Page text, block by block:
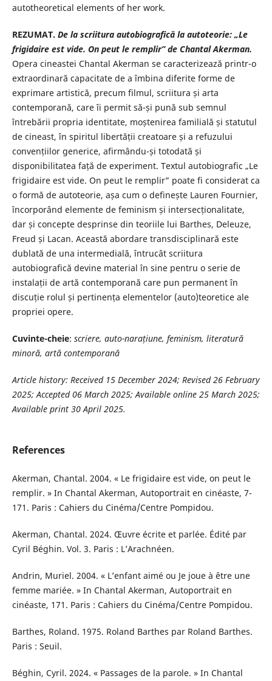
autotheoretical elements of her work.
REZUMAT. De la scriitura autobiografică la autoteorie: „Le
frigidaire est vide. On peut le remplir” de Chantal Akerman.
Opera cineastei Chantal Akerman se caracterizează printr-o
extraordinară capacitate de a îmbina diferite forme de
exprimare artistică, precum filmul, scriitura și arta
contemporană, care îi permit să-și pună sub semnul
întrebării propria identitate, moștenirea familială și statutul
de cineast, în spiritul libertății creatoare și a refuzului
convențiilor generice, afirmându-și totodată și
disponibilitatea față de experiment. Textul autobiografic „Le
frigidaire est vide. On peut le remplir” poate fi considerat ca
o formă de autoteorie, așa cum o definește Lauren Fournier,
încorporând elemente de feminism și intersecționalitate,
dar și concepte desprinse din teoriile lui Barthes, Deleuze,
Freud și Lacan. Această abordare transdisciplinară este
dublată de una intermedială, întrucât scriitura
autobiografică devine material în sine pentru o serie de
instalații de artă contemporană care pun permanent în
discuție rolul și pertinența elementelor (auto)teoretice ale
propriei opere.
Cuvinte-cheie: scriere, auto-narațiune, feminism, literatură
minoră, artă con­temporană
Article history: Received 15 December 2024; Revised 26 February
2025; Accepted 06 March 2025; Available online 25 March 2025;
Available print 30 April 2025.
References
Akerman, Chantal. 2004. « Le frigidaire est vide, on peut le
remplir. » In Chantal Akerman, Autoportrait en cinéaste, 7-
171. Paris : Cahiers du Cinéma/Centre Pompidou.
Akerman, Chantal. 2024. Œuvre écrite et parlée. Édité par
Cyril Béghin. Vol. 3. Paris : L’Arachnéen.
Andrin, Muriel. 2004. « L’enfant aimé ou Je joue à être une
femme mariée. » In Chantal Akerman, Autoportrait en
cinéaste, 171. Paris : Cahiers du Cinéma/Centre Pompidou.
Barthes, Roland. 1975. Roland Barthes par Roland Barthes.
Paris : Seuil.
Béghin, Cyril. 2024. « Passages de la parole. » In Chantal